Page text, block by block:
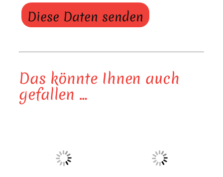
Das könnte Ihnen auch
gefallen …